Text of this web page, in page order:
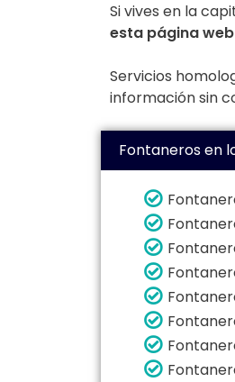
Si vives en la
esta página
Servicios
información sin
Fontaneros en